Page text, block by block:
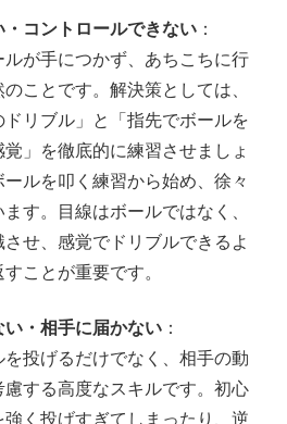
・コントロールできない ：
が手につかず、あちこちに行
ことです。解決策としては、
ドリブル」と「指先でボールを
」を徹底的に練習させましょ
ルを叩く練習から始め、徐々
す。目線はボールではなく、
せ、感覚でドリブルできるよ
ことが重要です。
・相手に届かない ：
投げるだけでなく、相手の動
慮する高度なスキルです。初心
く投げすぎてしまったり、逆